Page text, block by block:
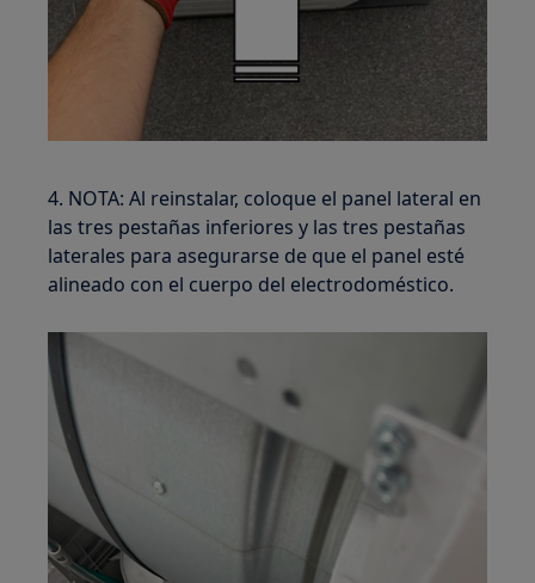
4. NOTA: Al reinstalar, coloque el panel lateral en
las tres pestañas inferiores y las tres pestañas
laterales para asegurarse de que el panel esté
alineado con el cuerpo del electrodoméstico.